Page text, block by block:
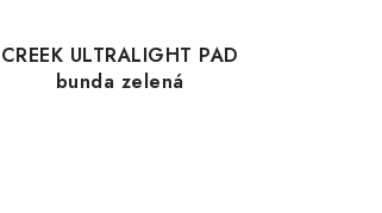
CREEK ULTRALIGHT PAD
bunda zelená